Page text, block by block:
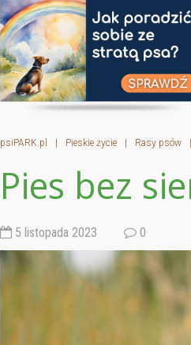
psiPARK.pl Pieskie życie Rasy psów
Pies bez
5 listopada 2023 0